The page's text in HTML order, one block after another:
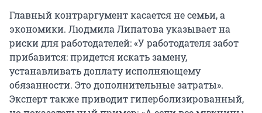
Главный контраргумент касается не семьи, а
экономики. Людмила Липатова указывает на
риски для работодателей: «У работодателя забот
прибавится: придется искать замену,
устанавливать доплату исполняющему
обязанности. Это дополнительные затраты».
Эксперт также приводит гиперболизированный,